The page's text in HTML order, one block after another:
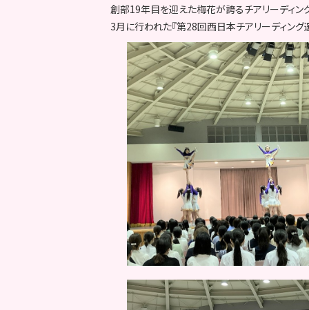
創部19年目を迎えた梅花が誇るチアリーディン
3月に行われた『第28回西日本チアリーディング